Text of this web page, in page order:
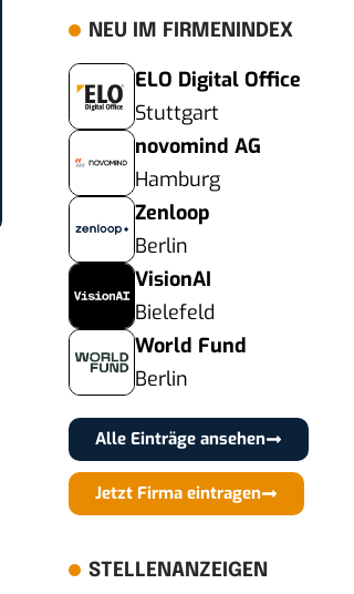
NEU IM FIRMENINDEX
ELO Digital Office
Stuttgart
novomind AG
Hamburg
Zenloop
Berlin
VisionAI
Bielefeld
World Fund
Berlin
Alle Einträge ansehen
Jetzt Firma eintragen
STELLENANZEIGEN